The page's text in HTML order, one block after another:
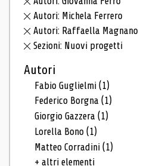
Autori: Michela Ferrero
Autori: Raffaella Magnano
Sezioni: Nuovi progetti
Autori
Fabio Guglielmi(1)
Federico Borgna(1)
Giorgio Gazzera(1)
Lorella Bono(1)
Matteo Corradini(1)
+ altri elementi